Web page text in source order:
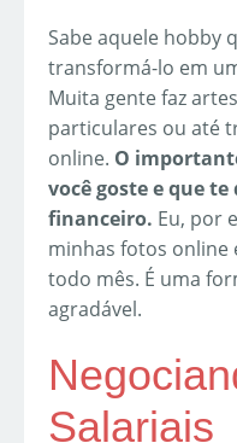
Sabe aquele hobby
transformá-lo em
Muita gente faz
particulares ou até
online. O
você goste e que
financeiro. Eu, por
minhas fotos online
todo mês. É uma
agradável.
Salariais